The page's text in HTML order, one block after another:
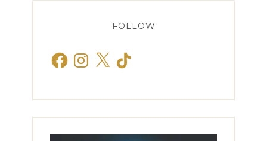
FOLLOW
FacebookInstagram
X TikTok